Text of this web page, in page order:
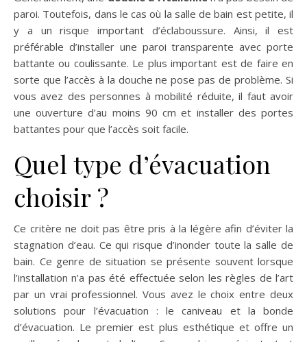
paroi. Toutefois, dans le cas où la salle de bain est petite, il
y a un risque important d’éclaboussure. Ainsi, il est
préférable d’installer une paroi transparente avec porte
battante ou coulissante. Le plus important est de faire en
sorte que l’accès à la douche ne pose pas de problème. Si
vous avez des personnes à mobilité réduite, il faut avoir
une ouverture d’au moins 90 cm et installer des portes
battantes pour que l’accès soit facile.
Quel type d’évacuation
choisir ?
Ce critère ne doit pas être pris à la légère afin d’éviter la
stagnation d’eau. Ce qui risque d’inonder toute la salle de
bain. Ce genre de situation se présente souvent lorsque
l’installation n’a pas été effectuée selon les règles de l’art
par un vrai professionnel. Vous avez le choix entre deux
solutions pour l’évacuation : le caniveau et la bonde
d’évacuation. Le premier est plus esthétique et offre un